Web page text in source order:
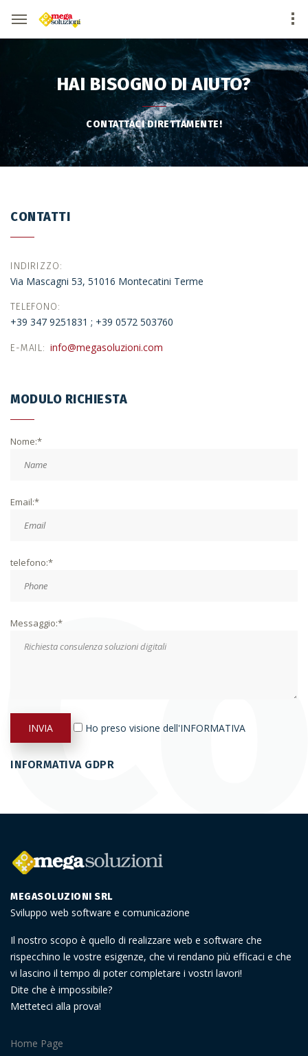
HAI BISOGNO DI AIUTO?
CONTATTACI DIRETTAMENTE!
CONTATTI
INDIRIZZO
Via Mascagni 53, 51016 Montecatini Terme
TELEFONO
+39 347 9251831 +39 0572 503760
E-MAIL info@megasoluzioni.com
MODULO RICHIESTA
Nome:*
Email:*
telefono:*
Messaggio:*
Ho preso visione dell'INFORMATIVA
INFORMATIVA GDPR
MEGASOLUZIONI SRL
Sviluppo web software e comunicazione
Il nostro scopo è quello di realizzare web e software che
rispecchino le vostre esigenze, che vi rendano più efficaci e che
vi lascino il tempo di poter completare i vostri lavori!
Dite che è impossibile?
Metteteci alla prova!
Home Page